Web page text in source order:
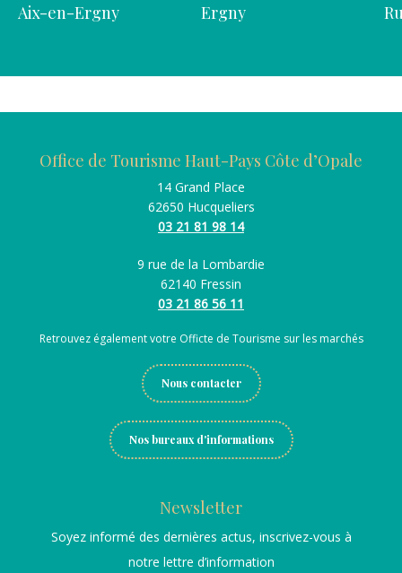
Aix-en-Ergny Ergny
Office de Tourisme Haut-Pays Côte d’Opale
14 Grand Place
62650 Hucqueliers
03 21 81 98 14
9 rue de la Lombardie
62140 Fressin
03 21 86 56 11
Retrouvez également votre Officte de Tourisme sur les marchés
Nous contacter
Nos bureaux d'informations
Newsletter
Soyez informé des dernières actus, inscrivez-vous à
notre lettre d’information